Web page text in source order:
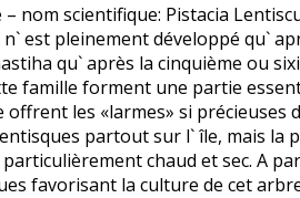
nom scientifique: Pistacia
est pleinement développé qu`
qu` après la cinquième ou
famille forment une partie
les «larmes» si précieuses
partout sur l` île, mais
chaud et sec. A
favorisant la culture de cet